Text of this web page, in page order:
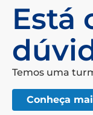
Está
Temos uma
Conheça